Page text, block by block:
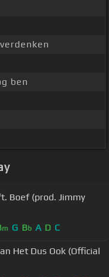
verdenken
ben
Boef (prod. Jimmy
m G Bb A D C
Het Dus Ook (Official